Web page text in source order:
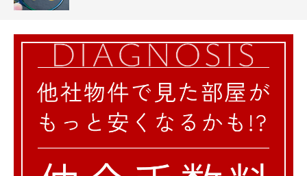
◆図書館
世田谷区立下馬図書館 887m
昭和女子大学図書館 1,010m
◆レジャー・観光
ルネサンス三軒茶屋 442m
ティップネス駒沢大学店 572m